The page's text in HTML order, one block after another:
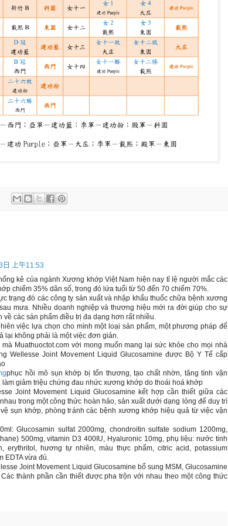
日 上午11:53
kê của ngành Xương khớp Việt Nam hiện nay tỉ lệ người mắc các
chiếm 35% dân số, trong đó lứa tuổi từ 50 đến 70 chiếm 70%.
trạng đó các công ty sản xuất và nhập khẩu thuốc chữa bệnh xương
mưa. Nhiều doanh nghiệp và thương hiệu mới ra đời giúp cho sự
về các sản phẩm điều trị đa dạng hơn rất nhiều.
việc lựa chọn cho mình một loại sản phẩm, một phương pháp để
lại không phải là một việc đơn giản.
mà Muathuoctot.com với mong muốn mang lại sức khỏe cho mọi nhà
Wellesse Joint Movement Liquid Glucosamine được Bộ Y Tế cấp
phục hồi mô sụn khớp bị tổn thương, tạo chất nhờn, tăng tính vận
giảm triệu chứng đau nhức xương khớp do thoái hoá khớp
Joint Movement Liquid Glucosamine kết hợp cần thiết giữa các
trong một công thức hoàn hảo, sản xuất dưới dạng lỏng để duy trì
sụn khớp, phòng tránh các bệnh xương khớp hiệu quả từ việc vận
Glucosamin sulfat 2000mg, chondroitin sulfate sodium 1200mg,
500mg, vitamin D3 400IU, Hyaluronic 10mg, phụ liệu: nước tinh
erythritol, hương tự nhiên, màu thực phẩm, citric acid, potassium
EDTA vừa đủ.
Joint Movement Liquid Glucosamine bổ sung MSM, Glucosamine
thành phần cần thiết được pha trộn với nhau theo một công thức